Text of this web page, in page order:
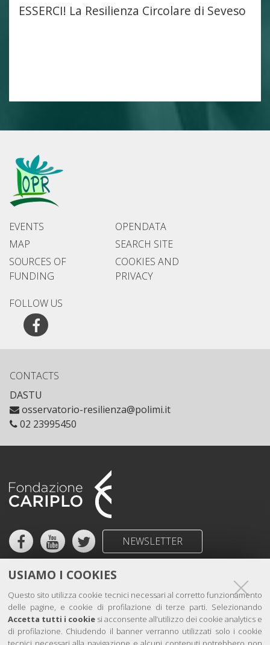
USIAMO I COOKIES
Questo sito utilizza cookie tecnici necessari al corretto funzionamento
delle pagine, e cookie di profilazione di terze parti. Selezionando
Accetta tutti i cookie si acconsente all’utilizzo dei cookie analytics e
di profilazione. Chiudendo il banner verranno utilizzati solo i cookie
ESSERCI! La Resilienza Circolare di Seveso
EVENTS
MAP
SOURCES OF
FUNDING
OPENDATA
SEARCH SITE
COOKIES AND
PRIVACY
FOLLOW US
Facebook
CONTACTS
DASTU
osservatorio-resilienza@polimi.it
02 23995450
FacebookYouTubeTwitterNEWSLETTER
The Foundation
Projects
Grants
Stories